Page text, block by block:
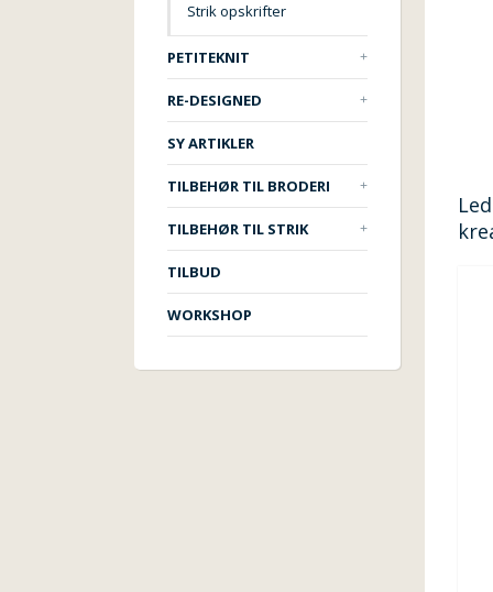
Strik opskrifter
PETITEKNIT
RE-DESIGNED
SY ARTIKLER
TILBEHØR TIL BRODERI
TILBEHØR TIL STRIK
TILBUD
WORKSHOP